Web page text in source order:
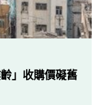
」收購價礙舊